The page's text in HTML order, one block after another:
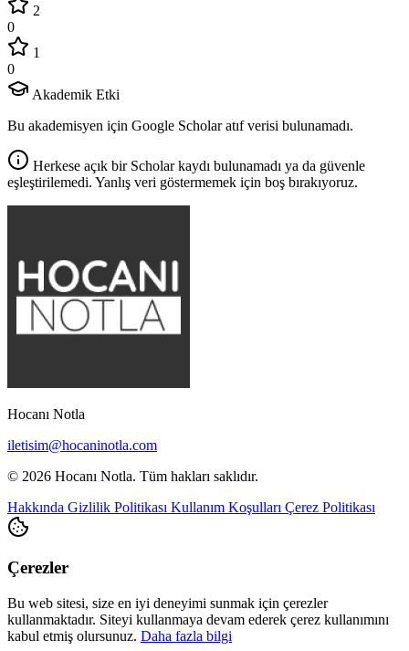
2
0
1
0
Akademik Etki
Bu akademisyen için Google Scholar atıf verisi bulunamadı.
Herkese açık bir Scholar kaydı bulunamadı ya da güvenle
eşleştirilemedi. Yanlış veri göstermemek için boş bırakıyoruz.
Hocanı Notla
iletisim@hocaninotla.com
© 2026 Hocanı Notla. Tüm hakları saklıdır.
Hakkında Gizlilik Politikası Kullanım Koşulları Çerez Politikası
Çerezler
Bu web sitesi, size en iyi deneyimi sunmak için çerezler
kullanmaktadır. Siteyi kullanmaya devam ederek çerez kullanımını
kabul etmiş olursunuz. Daha fazla bilgi